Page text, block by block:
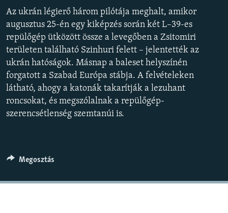
KÖVESSEN MINKET!
Valamennyi RFE/RL weboldal
360p
480p
1080p
Az ukrán légierő három pilótája meghalt, amikor
augusztus 25-én egy kiképzés során két L–39-es
repülőgép ütközött össze a levegőben a Zsitomiri
területen található Szinhuri felett – jelentették az
ukrán hatóságok. Másnap a baleset helyszínén
forgatott a Szabad Európa stábja. A felvételeken
látható, ahogy a katonák takarítják a lezuhant
roncsokat, és megszólalnak a repülőgép-
szerencsétlenség szemtanúi is.
Megosztás